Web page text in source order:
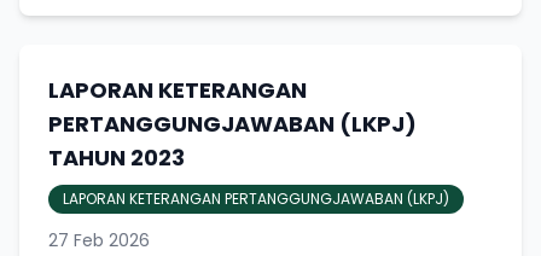
LAPORAN KETERANGAN
PERTANGGUNGJAWABAN (LKPJ)
TAHUN 2023
LAPORAN KETERANGAN PERTANGGUNGJAWABAN (LKPJ)
27 Feb 2026